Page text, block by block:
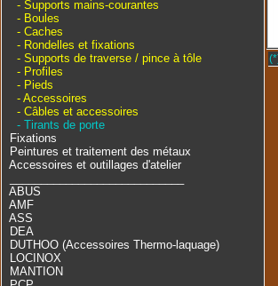
- Supports mains-courantes
- Boules
- Caches
- Rondelles et fixations
- Supports de traverse / pince à tôle
- Profiles
- Pieds
- Accessoires
- Câbles et accessoires
- Tirants de porte
Fixations
Peintures et traitement des métaux
Accessoires et outillages d'atelier
ABUS
AMF
ASS
DEA
DUTHOO (Accessoires Thermo-laquage)
LOCINOX
MANTION